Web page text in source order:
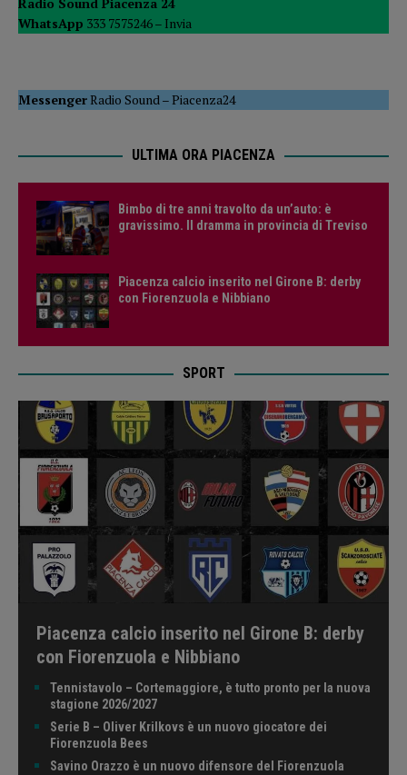
WhatsApp 333 7575246 – Invia
MessengerRadio Sound–Piacenza24
ULTIMA ORA PIACENZA
Bimbo di tre anni travolto da un’auto: è
gravissimo. Il dramma in provincia di Treviso
Piacenza calcio inserito nel Girone B: derby
con Fiorenzuola e Nibbiano
SPORT
Piacenza calcio inserito nel Girone B: derby
con Fiorenzuola e Nibbiano
Tennistavolo – Cortemaggiore, è tutto pronto per la nuova
stagione 2026/2027
Serie B – Oliver Krilkovs è un nuovo giocatore dei
Fiorenzuola Bees
Savino Orazzo è un nuovo difensore del Fiorenzuola